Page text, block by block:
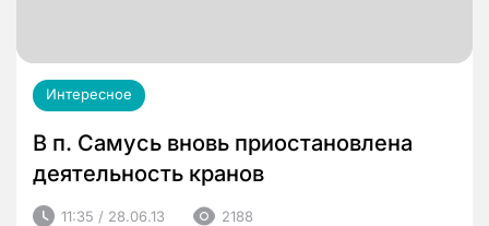
Интересное
В п. Самусь вновь приостановлена
деятельность кранов
11:35 / 28.06.13 2188